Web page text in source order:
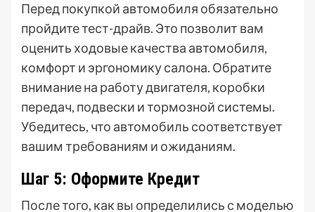
Перед покупкой автомобиля обязательно
пройдите тест-драйв. Это позволит вам
оценить ходовые качества автомобиля,
комфорт и эргономику салона. Обратите
внимание на работу двигателя, коробки
передач, подвески и тормозной системы.
Убедитесь, что автомобиль соответствует
вашим требованиям и ожиданиям.
Шаг 5: Оформите Кредит
После того, как вы определились с моделью